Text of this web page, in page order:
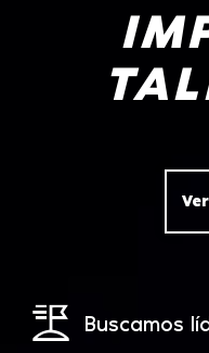
Buscamos